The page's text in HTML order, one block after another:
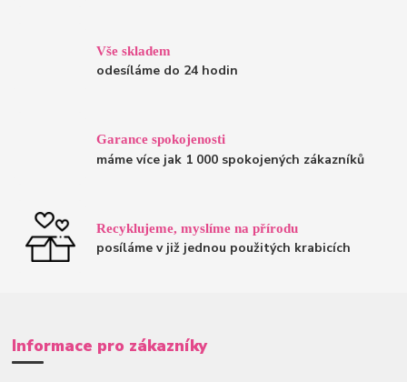
Vše skladem
odesíláme do 24 hodin
Garance spokojenosti
máme více jak 1 000 spokojených zákazníků
Recyklujeme, myslíme na přírodu
posíláme v již jednou použitých krabicích
Informace pro zákazníky